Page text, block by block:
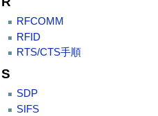
RFCOMM
RFID
RTS/CTS手順
S
SDP
SIFS